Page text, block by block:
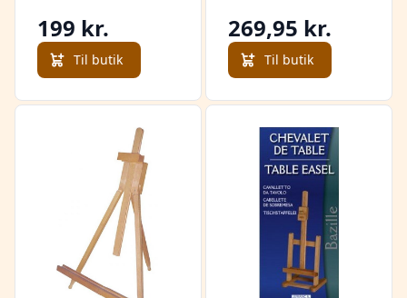
199 kr.
Til butik
269,95 kr.
Til butik